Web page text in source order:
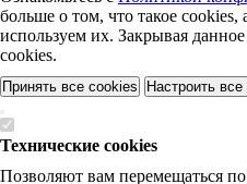
больше о том, что такое
используем их. Закрывая
cookies.
Принять все cookies Настроить
Технические cookies
Позволяют вам перемещаться